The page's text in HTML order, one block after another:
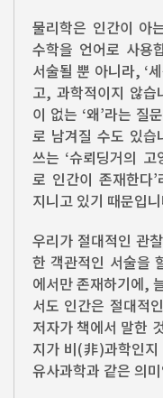
물리학은 인간이 아
수학을 언어로 사용
서술될 뿐 아니라, ‘
고, 과학적이지 않습
이 없는 ‘왜’라는 질
로 남겨질 수도 있습
쓰는 ‘슈뢰딩거의 고
로 인간이 존재한다
지니고 있기 때문입
우리가 절대적인 관
한 객관적인 서술을
에서만 존재하기에,
서도 인간은 절대적
저자가 책에서 말한
지가 비(非)과학인
유사과학과 같은 의